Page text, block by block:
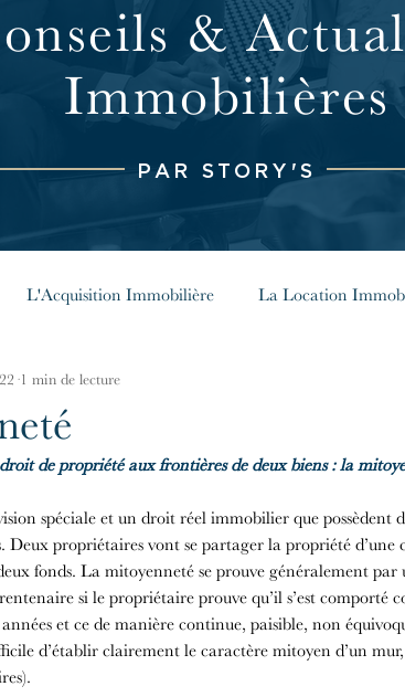
&
Immobilières
PAR STORY'S
L'Acquisition Immobilière La Location
Investir à l'étranger
1 min de lecture
de propriété aux frontières de deux biens : la
spéciale et un droit réel immobilier que possèdent
Deux propriétaires vont se partager la propriété
fonds. La mitoyenneté se prouve généralement
si le propriétaire prouve qu’il s’est comporté
et ce de manière continue, paisible, non
d’établir clairement le caractère mitoyen d’un